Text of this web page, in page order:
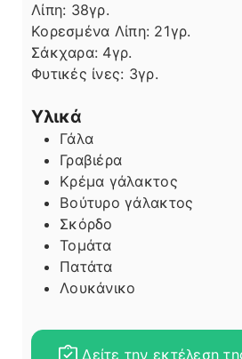
Λίπη
Λίπη: 38γρ.
Κορεσμένα Λίπη: 21γρ.
Σάκχαρα: 4γρ.
Φυτικές ίνες: 3γρ.
Υλικά
Γάλα
Γραβιέρα
Κρέμα γάλακτος
Βούτυρο γάλακτος
Σκόρδο
Τομάτα
Πατάτα
Λουκάνικο
Δείτε την εκτέλεση